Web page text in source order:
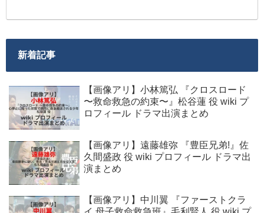
新着記事
【画像アリ】小林篤弘 『クロスロード
〜救命救急の約束〜』松谷蓮 役 wiki プ
ロフィール ドラマ出演まとめ
【画像アリ】遠藤雄弥 『豊臣兄弟!』佐
久間盛政 役 wiki プロフィール ドラマ出
演まとめ
【画像アリ】中川翼 『ファーストクラ